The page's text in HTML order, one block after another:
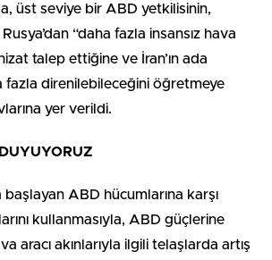
üst seviye bir ABD yetkilisinin,
“daha fazla insansız hava
talep ettiğine ve İran’ın ada
fazla direnilebileceğini öğretmeye
yer verildi.
başlayan ABD hücumlarına karşı
kullanmasıyla, ABD güçlerine
aracı akınlarıyla ilgili telaşlarda artış